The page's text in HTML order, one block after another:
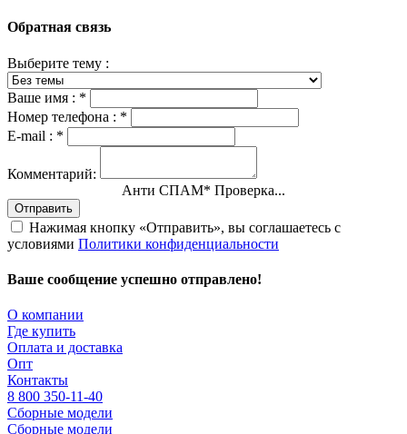
Обратная связь
Выберите тему :
Ваше имя : *
Номер телефона : *
E-mail : *
Комментарий:
Анти СПАМ* Проверка...
Отправить
Нажимая кнопку «Отправить», вы соглашаетесь с
условиями Политики конфиденциальности
Ваше сообщение успешно отправлено!
О компании
Где купить
Оплата и доставка
Опт
Контакты
8 800 350-11-40
Сборные модели
Сборные модели